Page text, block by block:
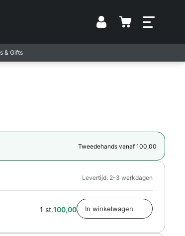
& Gifts
Tweedehands vanaf 100,00
1 st.100,00
Levertijd: 2-3 werkdagen